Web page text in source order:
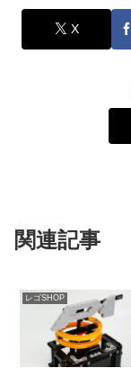
X
関連記事
レゴSHOP